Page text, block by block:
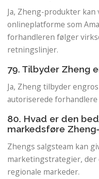
Ja, Zheng-produkter
onlineplatforme som
forhandleren følger
retningslinjer.
79. Tilbyder Zheng
Ja, Zheng tilbyder
autoriserede
80. Hvad er den
markedsføre
Zhengs salgsteam kan
marketingstrategier,
regionale markeder.